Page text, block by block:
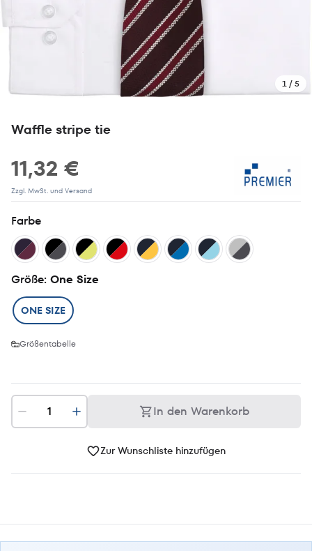
1 / 5
Waffle stripe tie
11,32 €
Zzgl. MwSt. und Versand
Farbe
Größe: One Size
ONE SIZE
Größentabelle
In den Warenkorb
Zur Wunschliste hinzufügen